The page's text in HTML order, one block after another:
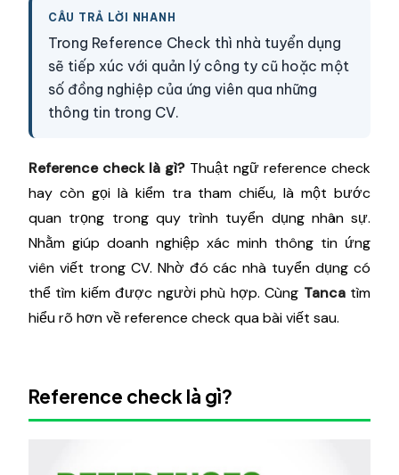
CÂU TRẢ LỜI NHANH
Trong Reference Check thì nhà tuyển dụng
sẽ tiếp xúc với quản lý công ty cũ hoặc một
số đồng nghiệp của ứng viên qua những
thông tin trong CV.
Reference check là gì?Thuật ngữ reference check
hay còn gọi là kiểm tra tham chiếu, là một bước
quan trọng trong quy trình tuyển dụng nhân sự.
Nhằm giúp doanh nghiệp xác minh thông tin ứng
viên viết trong CV. Nhờ đó các nhà tuyển dụng có
thể tìm kiếm được người phù hợp. Cùng Tancatìm
hiểu rõ hơn về reference check qua bài viết sau.
Reference check là gì?